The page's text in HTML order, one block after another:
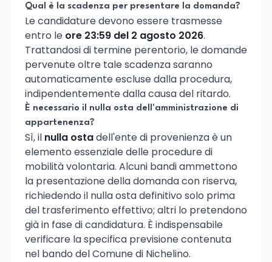
Qual è la scadenza per presentare la domanda?
Le candidature devono essere trasmesse
entro le ore 23:59 del 2 agosto 2026.
Trattandosi di termine perentorio, le domande
pervenute oltre tale scadenza saranno
automaticamente escluse dalla procedura,
indipendentemente dalla causa del ritardo.
È necessario il nulla osta dell'amministrazione di
appartenenza?
Sì, il nulla ostadell'ente di provenienza è un
elemento essenziale delle procedure di
mobilità volontaria. Alcuni bandi ammettono
la presentazione della domanda con riserva,
richiedendo il nulla osta definitivo solo prima
del trasferimento effettivo; altri lo pretendono
già in fase di candidatura. È indispensabile
verificare la specifica previsione contenuta
nel bando del Comune di Nichelino.